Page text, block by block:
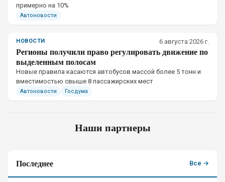
примерно на 10%
Автоновости
НОВОСТИ 6 августа 2026 г.
Регионы получили право регулировать движение по
выделенным полосам
Новые правила касаются автобусов массой более 5 тонн и
вместимостью свыше 8 пассажирских мест
Автоновости Госдума
Наши партнеры
Последнее Все →